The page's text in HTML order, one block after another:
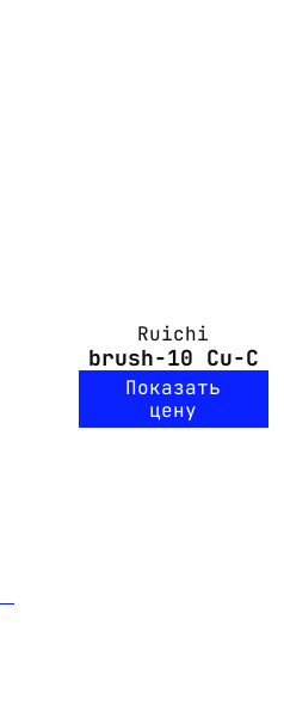
Ruichi
brush-10 Cu-C
Показать
цену